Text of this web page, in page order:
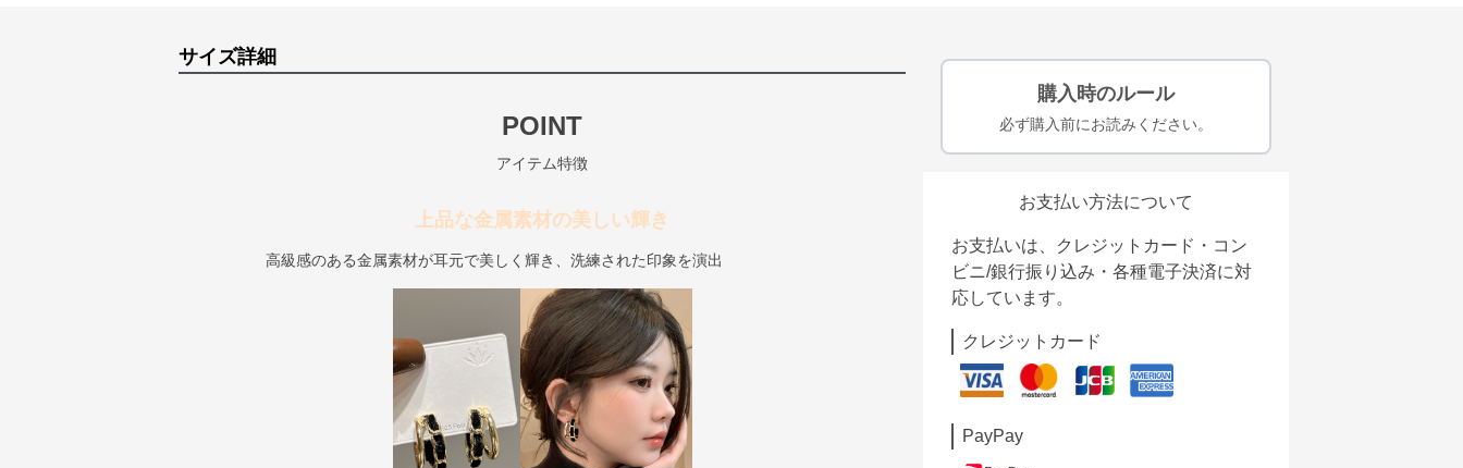
サイズ詳細
POINT
アイテム特徴
上品な金属素材の美しい輝き
高級感のある金属素材が耳元で美しく輝き、洗練された印象を演出
購入時のルール
必ず購入前にお読みください。
お支払い方法について
お支払いは、クレジットカード・コン
ビニ/銀行振り込み・各種電子決済に対
応しています。
クレジットカード
PayPay